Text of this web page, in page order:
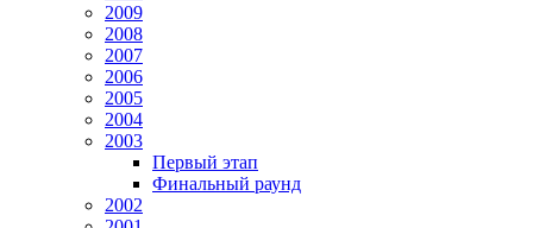
2009
2008
2007
2006
2005
2004
2003
Первый этап
Финальный раунд
2002